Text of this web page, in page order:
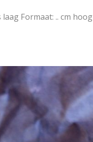
Formaat: .. cm hoog